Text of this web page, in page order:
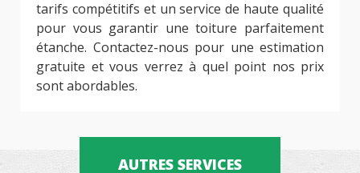
tarifs compétitifs et un service de haute qualité
pour vous garantir une toiture parfaitement
étanche. Contactez-nous pour une estimation
gratuite et vous verrez à quel point nos prix
sont abordables.
AUTRES SERVICES